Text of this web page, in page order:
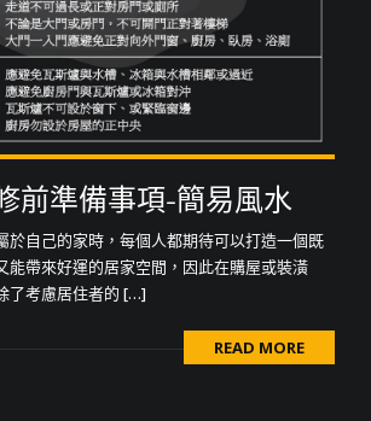
前準備事項-簡易風水
於自己的家時，每個人都期待可以打造一個既
能帶來好運的居家空間，因此在購屋或裝潢
了考慮居住者的 […]
READ MORE